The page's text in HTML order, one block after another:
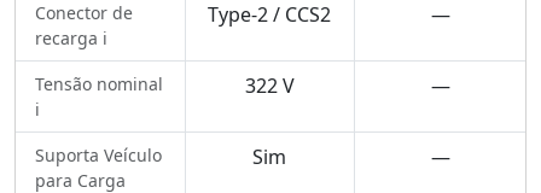
Conector de
recarga ℹ️
Type-2 / CCS2 —
Tensão nominal
ℹ️
322 V —
Suporta Veículo
para Carga
Sim —